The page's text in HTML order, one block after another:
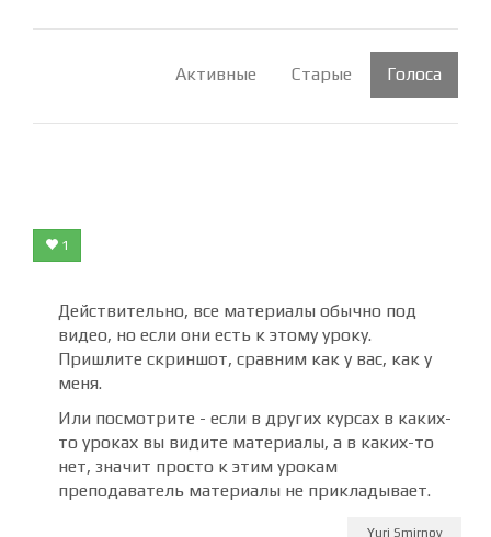
Активные Старые Голоса
1
Действительно, все материалы обычно под
видео, но если они есть к этому уроку.
Пришлите скриншот, сравним как у вас, как у
меня.
Или посмотрите - если в других курсах в каких-
то уроках вы видите материалы, а в каких-то
нет, значит просто к этим урокам
преподаватель материалы не прикладывает.
Yuri Smirnov